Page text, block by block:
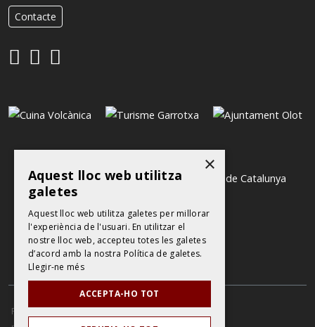
Contacte
POLÍTICA DE PROTECCIÓ DE DADES
AVÍS LEGAL
×
Aquest lloc web utilitza
galetes
Aquest lloc web utilitza galetes per millorar
l'experiència de l'usuari. En utilitzar el
nostre lloc web, accepteu totes les galetes
d’acord amb la nostra Política de galetes.
Llegir-ne més
ACCEPTA-HO TOT